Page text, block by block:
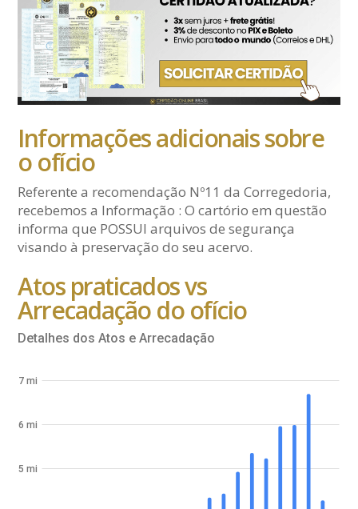
Informações adicionais sobre
o ofício
Referente a recomendação Nº11 da Corregedoria,
recebemos a Informação : O cartório em questão
informa que POSSUI arquivos de segurança
visando à preservação do seu acervo.
Atos praticados vs
Arrecadação do ofício
Detalhes dos Atos e Arrecadação
5 mi
6 mi
7 mi